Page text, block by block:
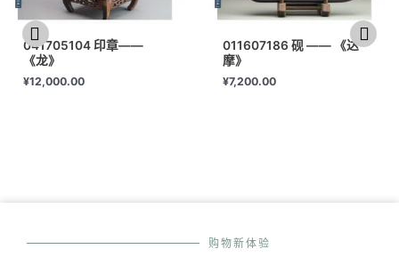
041705104 印章——
《龙》
¥12,000.00
011607186 砚 —— 《达
摩》
¥7,200.00
购物新体验